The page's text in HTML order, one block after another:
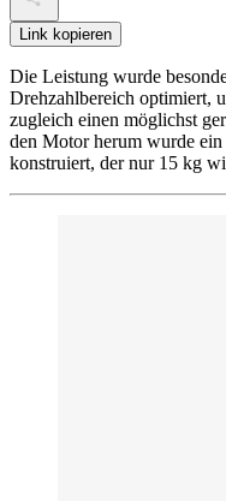
Link kopieren
Die Leistung wurde
Drehzahlbereich optimiert,
zugleich einen möglichst
den Motor herum wurde
konstruiert, der nur 15 kg